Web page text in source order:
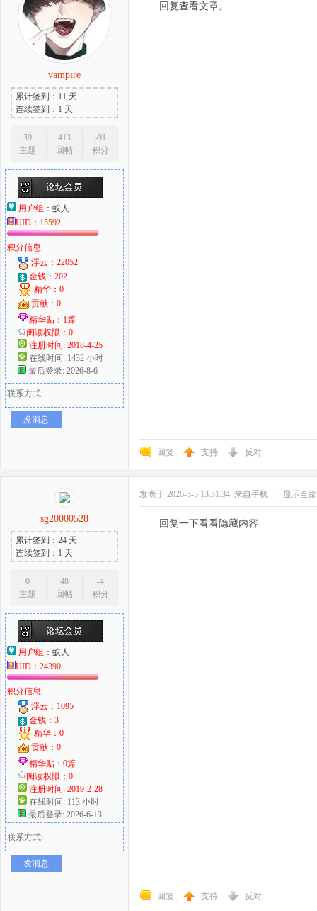
vampire
累计签到：11 天
连续签到：1 天
39
主题
413
回帖
-91
积分
用户组： 蚁人
UID： 15592
积分信息:
浮云：22052
金钱：202
精华：0
贡献：0
精华贴：1篇
阅读权限：0
注册时间: 2018-4-25
在线时间: 1432 小时
最后登录: 2026-8-6
联系方式:
发消息
回复查看文章。
回复 支持 反对
sg20000528
累计签到：24 天
连续签到：1 天
0
主题
48
回帖
-4
积分
用户组： 蚁人
UID： 24390
积分信息:
浮云：1095
金钱：3
精华：0
贡献：0
精华贴：0篇
阅读权限：0
注册时间: 2019-2-28
在线时间: 113 小时
最后登录: 2026-6-13
联系方式:
发消息
发表于 2026-3-5 13:31:34 来自手机 显示全
回复一下看看隐藏内容
回复 支持 反对